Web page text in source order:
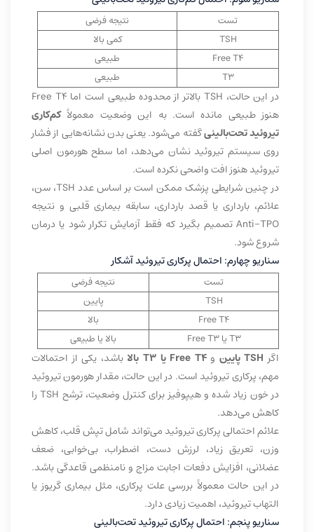
تست
نتیجه فرضی
TSH
کمی بالا
Free T4
طبیعی
T3
طبیعی
در این حالت، TSH بالاتر از محدوده طبیعی است اما Free T4
هنوز طبیعی مانده است. به این وضعیت معمولاًکم‌کاری
تیروئید تحت‌بالینیگفته می‌شود. یعنی بدن نشانه‌هایی از فشار
روی سیستم تیروئید نشان می‌دهد، اما سطح هورمون اصلی
تیروئید هنوز افت واضحی نکرده است.
در چنین شرایطی پزشک ممکن است بر اساس عدد TSH، سن،
علائم، بارداری یا قصد بارداری، سابقه بیماری قلبی و نتیجه
Anti-TPO تصمیم بگیرد که فقط آزمایش تکرار شود یا درمان
شروع شود.
سناریو چهارم: احتمال پرکاری تیروئید آشکار
تست
نتیجه فرضی
TSH
پایین
Free T4
بالا
T3 یا Free T3
بالا یا طبیعی
اگر TSH پایین وFree T4 یا T3 بالا
باشد، یکی از احتمالات
مهم، پرکاری تیروئید است. در این حالت، مقدار هورمون تیروئید
در خون زیاد شده و هیپوفیز برای کنترل وضعیت، ترشح TSH را
کاهش می‌دهد.
علائم احتمالی پرکاری تیروئید می‌تواند شامل تپش قلب، کاهش
وزن، تعریق زیاد، لرزش دست، اضطراب، بی‌خوابی، ضعف
عضلانی، افزایش دفعات اجابت مزاج و نامنظمی قاعدگی باشد.
در این حالت معمولاً بررسی علت پرکاری، مثل بیماری گریوز یا
التهاب تیروئید، اهمیت زیادی دارد.
سناریو پنجم: احتمال پرکاری تیروئید تحت‌بالینی